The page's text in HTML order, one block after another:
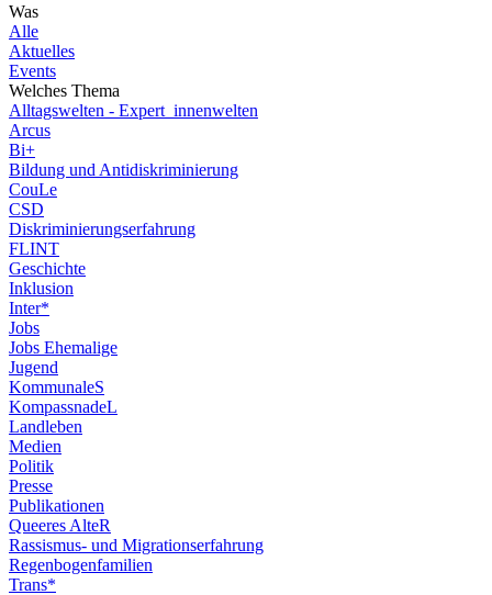
Was
Alle
Aktuelles
Events
Welches Thema
Alltagswelten - Expert_innenwelten
Arcus
Bi+
Bildung und Antidiskriminierung
CouLe
CSD
Diskriminierungserfahrung
FLINT
Geschichte
Inklusion
Inter*
Jobs
Jobs Ehemalige
Jugend
KommunaleS
KompassnadeL
Landleben
Medien
Politik
Presse
Publikationen
Queeres AlteR
Rassismus- und Migrationserfahrung
Regenbogenfamilien
Trans*